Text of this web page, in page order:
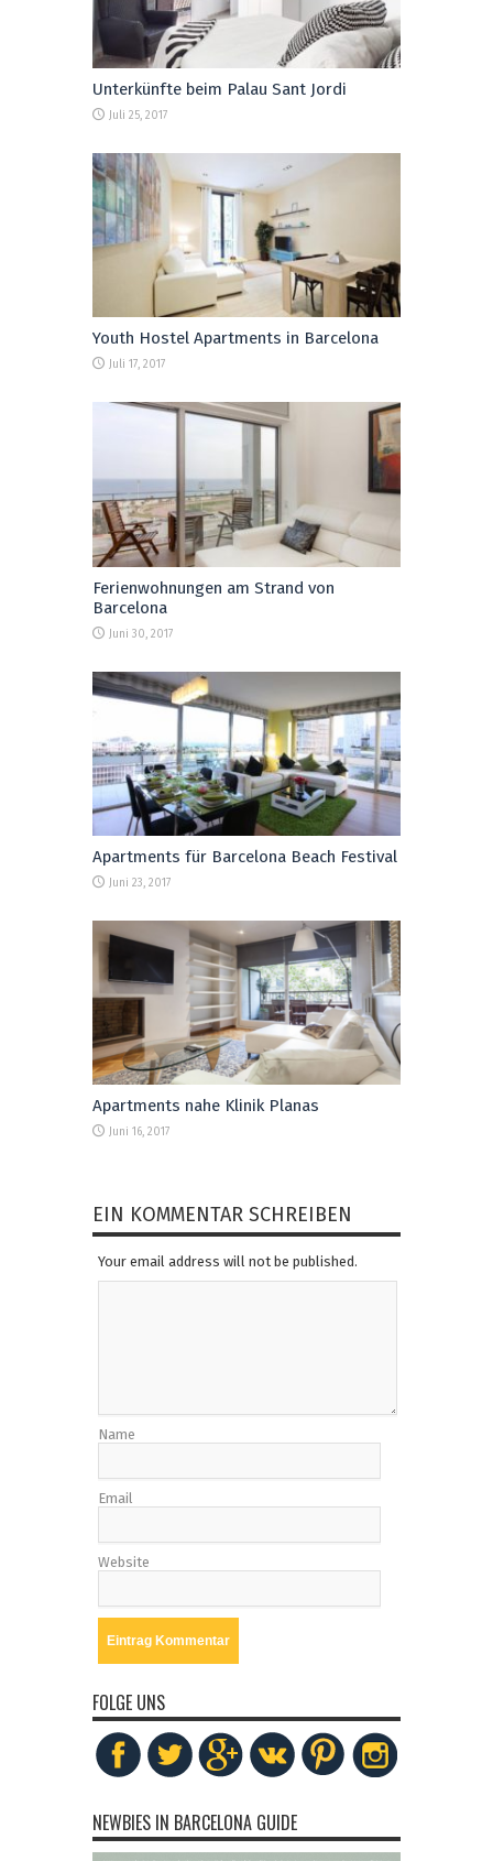
Unterkünfte beim Palau Sant Jordi
Juli 25, 2017
Youth Hostel Apartments in Barcelona
Juli 17, 2017
Ferienwohnungen am Strand von
Barcelona
Juni 30, 2017
Apartments für Barcelona Beach Festival
Juni 23, 2017
Apartments nahe Klinik Planas
Juni 16, 2017
EIN KOMMENTAR SCHREIBEN
Your email address will not be published.
Name
Email
Website
FOLGE UNS
NEWBIES IN BARCELONA GUIDE